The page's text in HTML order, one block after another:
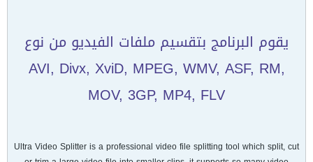
يقوم البرنامج بتقسيم ملفات الفيديو من نوع
AVI, Divx, XviD, MPEG, WMV, ASF, RM,
MOV, 3GP, MP4, FLV
Ultra Video Splitter is a professional video file splitting tool which split, cut